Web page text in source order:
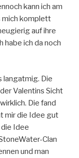
kann ich am
mich komplett
auf ihre
habe ich da noch
langatmig. Die
Valentins Sicht
Die fand
mir die Idee gut
Idee
Clan
und man